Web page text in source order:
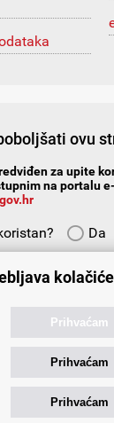
ovu
za upite
na portalu
Da
kolačiće
Prihvaćam
Prihvaćam
Prihvaćam